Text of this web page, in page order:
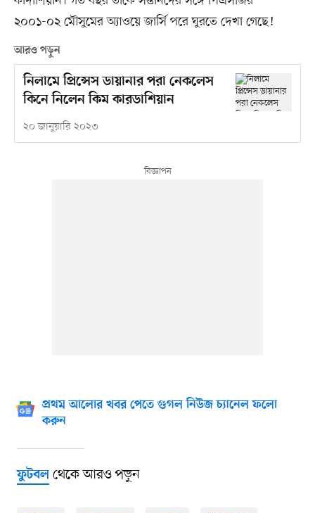
২০০১-০২ মৌসুমের অ্যাওয়ে জার্সি পরে ঘুরতে দেখা গেছে!
আরও পড়ুন
নিলামে প্রিন্সেস ডায়ানার পরা নেকলেস
কিনে নিলেন কিম কারডাশিয়ান
২০ জানুয়ারি ২০২৩
প্রথম আলোর খবর পেতে গুগল নিউজ চ্যানেল ফলো
করুন
ফুটবলথেকে আরও পড়ুন